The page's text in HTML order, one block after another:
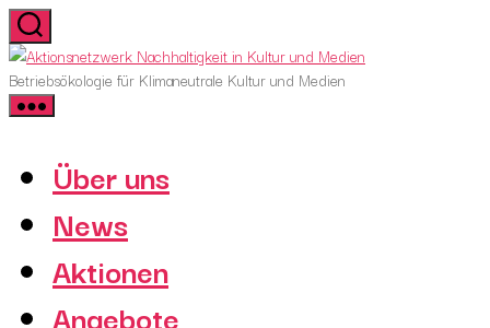
Skip
to
the
content
Betriebsökologie für Klimaneutrale Kultur und Medien
Über uns
News
Aktionen
Angebote